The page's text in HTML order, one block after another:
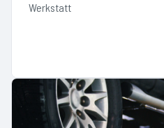
Werkstatt